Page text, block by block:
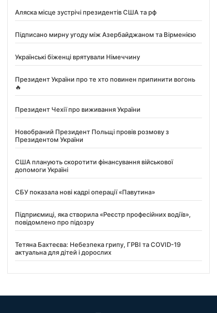
Аляска місце зустрічі президентів США та рф
Підписано мирну угоду між Азербайджаном та Вірменією
Українські біженці врятували Німеччину
Президент України про те хто повинен припинити вогонь
🔥
Президент Чехії про виживання України
Новобраний Президент Польщі провів розмову з
Президентом України
США планують скоротити фінансування військової
допомоги Україні
СБУ показала нові кадрі операції «Павутина»
Підприємиці, яка створила «Реєстр професійних водіїв»,
повідомлено про підозру
Тетяна Бахтеєва: Небезпека грипу, ГРВІ та COVID-19
актуальна для дітей і дорослих